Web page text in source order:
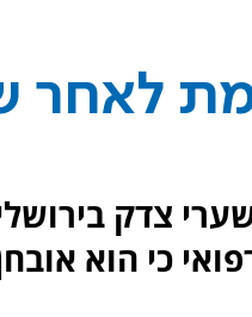
מת לאחר
צדק
כי הוא